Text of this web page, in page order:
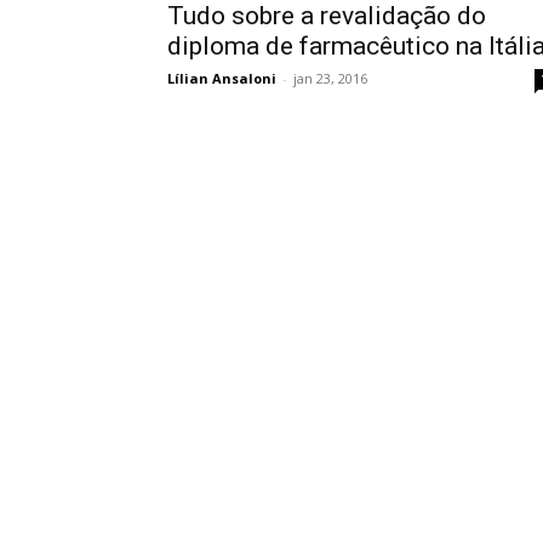
Tudo sobre a revalidação do
diploma de farmacêutico na
Lílian Ansaloni - jan 23, 2016